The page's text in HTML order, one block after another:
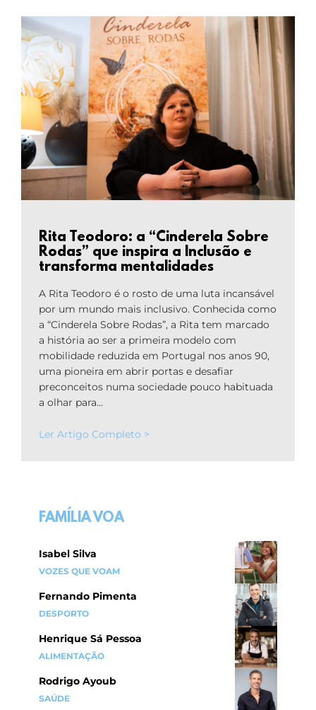
Rita Teodoro: a “Cinderela Sobre
Rodas” que inspira a Inclusão e
transforma mentalidades
A Rita Teodoro é o rosto de uma luta incansável
por um mundo mais inclusivo. Conhecida como
a “Cinderela Sobre Rodas”, a Rita tem marcado
a história ao ser a primeira modelo com
mobilidade reduzida em Portugal nos anos 90,
uma pioneira em abrir portas e desafiar
preconceitos numa sociedade pouco habituada
a olhar para…
Ler Artigo Completo >
FAMÍLIA VOA
Isabel Silva
VOZES QUE VOAM
Fernando Pimenta
DESPORTO
Henrique Sá Pessoa
ALIMENTAÇÃO
Rodrigo Ayoub
SAÚDE